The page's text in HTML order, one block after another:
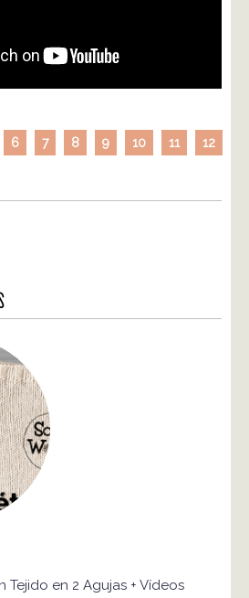
6 7 8 9 10 11 12
Tejido en 2 Agujas + Vídeos